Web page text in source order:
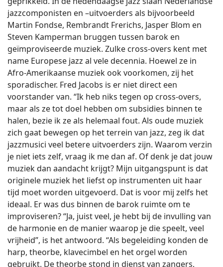
jazzcomponisten en –uitvoerders als bijvoorbeeld
Martin Fondse, Rembrandt Frerichs, Jasper Blom en
Steven Kamperman bruggen tussen barok en
geïmproviseerde muziek. Zulke cross-overs kent met
name Europese jazz al vele decennia. Hoewel ze in
Afro-Amerikaanse muziek ook voorkomen, zij het
sporadischer. Fred Jacobs is er niet direct een
voorstander van. “Ik heb niks tegen op cross-overs,
maar als ze tot doel hebben om subsidies binnen te
halen, bezie ik ze als helemaal fout. Als oude muziek
zich gaat bewegen op het terrein van jazz, zeg ik dat
jazzmusici veel betere uitvoerders zijn. Waarom verzin
je niet iets zelf, vraag ik me dan af. Of denk je dat jouw
muziek dan aandacht krijgt? Mijn uitgangspunt is dat
originele muziek het liefst op instrumenten uit haar
tijd moet worden uitgevoerd. Dat is voor mij zelfs het
ideaal. Er was dus binnen de barok ruimte om te
improviseren? “Ja, juist veel, je hebt bij de invulling van
de harmonie en de manier waarop je die speelt, veel
vrijheid”, is het antwoord. “Als begeleiding konden de
harp, theorbe, klavecimbel en het orgel worden
gebruikt. De theorbe stond in dienst van zangers,